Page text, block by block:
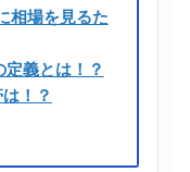
相場を見るた
義とは！？
！？